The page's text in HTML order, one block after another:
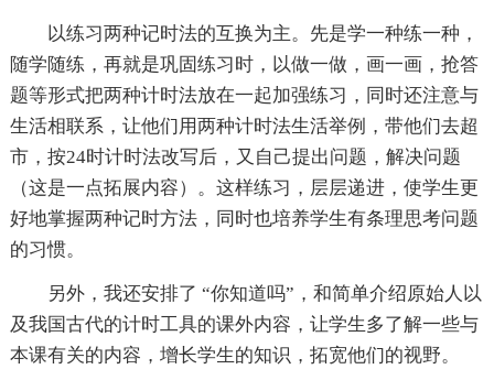
以练习两种记时法的互换为主。先是学一种练一种，
随学随练，再就是巩固练习时，以做一做，画一画，抢答
题等形式把两种计时法放在一起加强练习，同时还注意与
生活相联系，让他们用两种计时法生活举例，带他们去超
市，按24时计时法改写后，又自己提出问题，解决问题
（这是一点拓展内容）。这样练习，层层递进，使学生更
好地掌握两种记时方法，同时也培养学生有条理思考问题
的习惯。
另外，我还安排了 “你知道吗”，和简单介绍原始人以
及我国古代的计时工具的课外内容，让学生多了解一些与
本课有关的内容，增长学生的知识，拓宽他们的视野。